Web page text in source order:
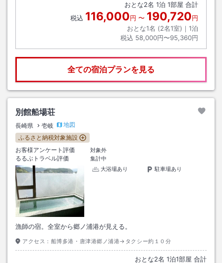
おとな2名 1泊 1部屋 合計
税込 116,000円 〜 190,720円
おとな1名 (2名1室)｜ 1泊
税込 58,000円〜95,360円
全ての宿泊プランを見る
別館船場荘
長崎県 壱岐
地図
ふるさと納税対象施設
お客様アンケート評価
対象外
るるぶトラベル評価
集計中
大浴場あり
駐車場あり
漁師の宿。全室から郷ノ浦港が見える。
アクセス： 船博多港・唐津港郷ノ浦港→タクシー約１０分
おとな2名 1泊1部屋 合計